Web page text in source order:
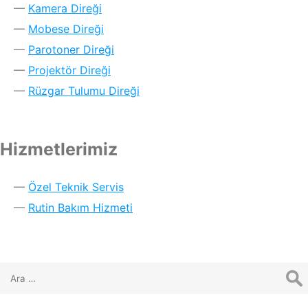
Kamera Direği
Mobese Direği
Parotoner Direği
Projektör Direği
Rüzgar Tulumu Direği
Hizmetlerimiz
Özel Teknik Servis
Rutin Bakım Hizmeti